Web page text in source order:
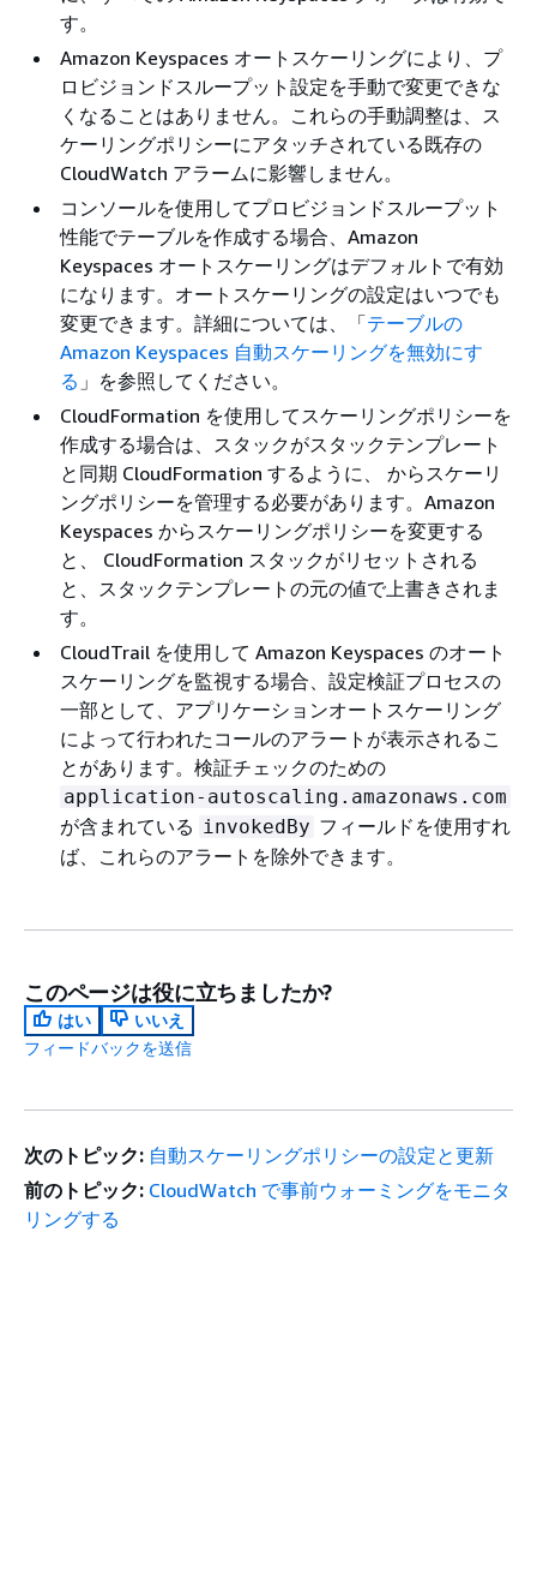
す。
Amazon Keyspaces オートスケーリングにより、プ
ロビジョンドスループット設定を手動で変更できな
くなることはありません。これらの手動調整は、ス
ケーリングポリシーにアタッチされている既存の
CloudWatch アラームに影響しません。
コンソールを使用してプロビジョンドスループット
性能でテーブルを作成する場合、Amazon
Keyspaces オートスケーリングはデフォルトで有効
になります。オートスケーリングの設定はいつでも
変更できます。詳細については、「テーブルの
Amazon Keyspaces 自動スケーリングを無効にす
る 」を参照してください。
CloudFormation を使用してスケーリングポリシーを
作成する場合は、スタックがスタックテンプレート
と同期 CloudFormation するように、 からスケーリ
ングポリシーを管理する必要があります。Amazon
Keyspaces からスケーリングポリシーを変更する
と、 CloudFormation スタックがリセットされる
と、スタックテンプレートの元の値で上書きされま
す。
CloudTrail を使用して Amazon Keyspaces のオート
スケーリングを監視する場合、設定検証プロセスの
一部として、アプリケーションオートスケーリング
によって行われたコールのアラートが表示されるこ
とがあります。検証チェックのための
application-autoscaling.amazonaws.com
が含まれている invokedBy フィールドを使用すれ
ば、これらのアラートを除外できます。
このページは役に立ちましたか?
はい
いいえ
フィードバックを送信
次のトピック: 自動スケーリングポリシーの設定と更新
前のトピック: CloudWatch で事前ウォーミングをモニタ
リングする